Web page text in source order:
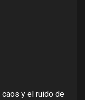
y el ruido de